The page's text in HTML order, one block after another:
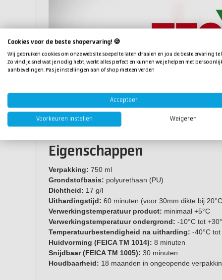
Eigenschappen
Verpakking: 750 ml
Grondstofbasis: polyurethaan (PU)
Dichtheid: 17 g/l
Uithardingstijd: 60 minuten (voor 30mm dikte bij
Verwerkingstemperatuur product: minimaal +5°C
Verwerkingstemperatuur ondergrond: -10°C tot
Temperatuurbestendigheid na uitharding: -40°C tot
Huidvorming (FEICA TM 1014): 8 minuten
Snijdbaar (FEICA TM 1005): 30 minuten
Houdbaarheid: 18 maanden in ongeopende
Cookies voor de beste shopervaring! 🍪
Wij gebruiken cookies om onze website soepel te laten draaien en jou de beste ervaring te
Zo vind je snel wat je nodig hebt, werkt alles perfect en kunnen we je helpen met
aanbevelingen. Pas je instellingen aan of shop meteen verder!
Accepteer
Voorkeuren instellen Weigeren